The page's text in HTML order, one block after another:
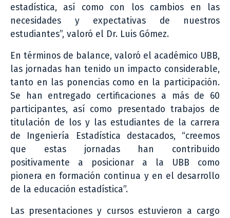
estadística, así como con los cambios en las
necesidades y expectativas de nuestros
estudiantes”, valoró el Dr. Luis Gómez.
En términos de balance, valoró el académico UBB,
las jornadas han tenido un impacto considerable,
tanto en las ponencias como en la participación.
Se han entregado certificaciones a más de 60
participantes, así como presentado trabajos de
titulación de los y las estudiantes de la carrera
de Ingeniería Estadística destacados, “creemos
que estas jornadas han contribuido
positivamente a posicionar a la UBB como
pionera en formación continua y en el desarrollo
de la educación estadística”.
Las presentaciones y cursos estuvieron a cargo